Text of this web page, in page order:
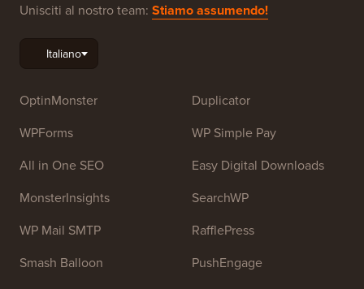
Unisciti al nostro team: Stiamo assumendo!
OptinMonster
WPForms
All in One SEO
MonsterInsights
WP Mail SMTP
Smash Balloon
Duplicator
WP Simple Pay
Easy Digital Downloads
SearchWP
RafflePress
PushEngage